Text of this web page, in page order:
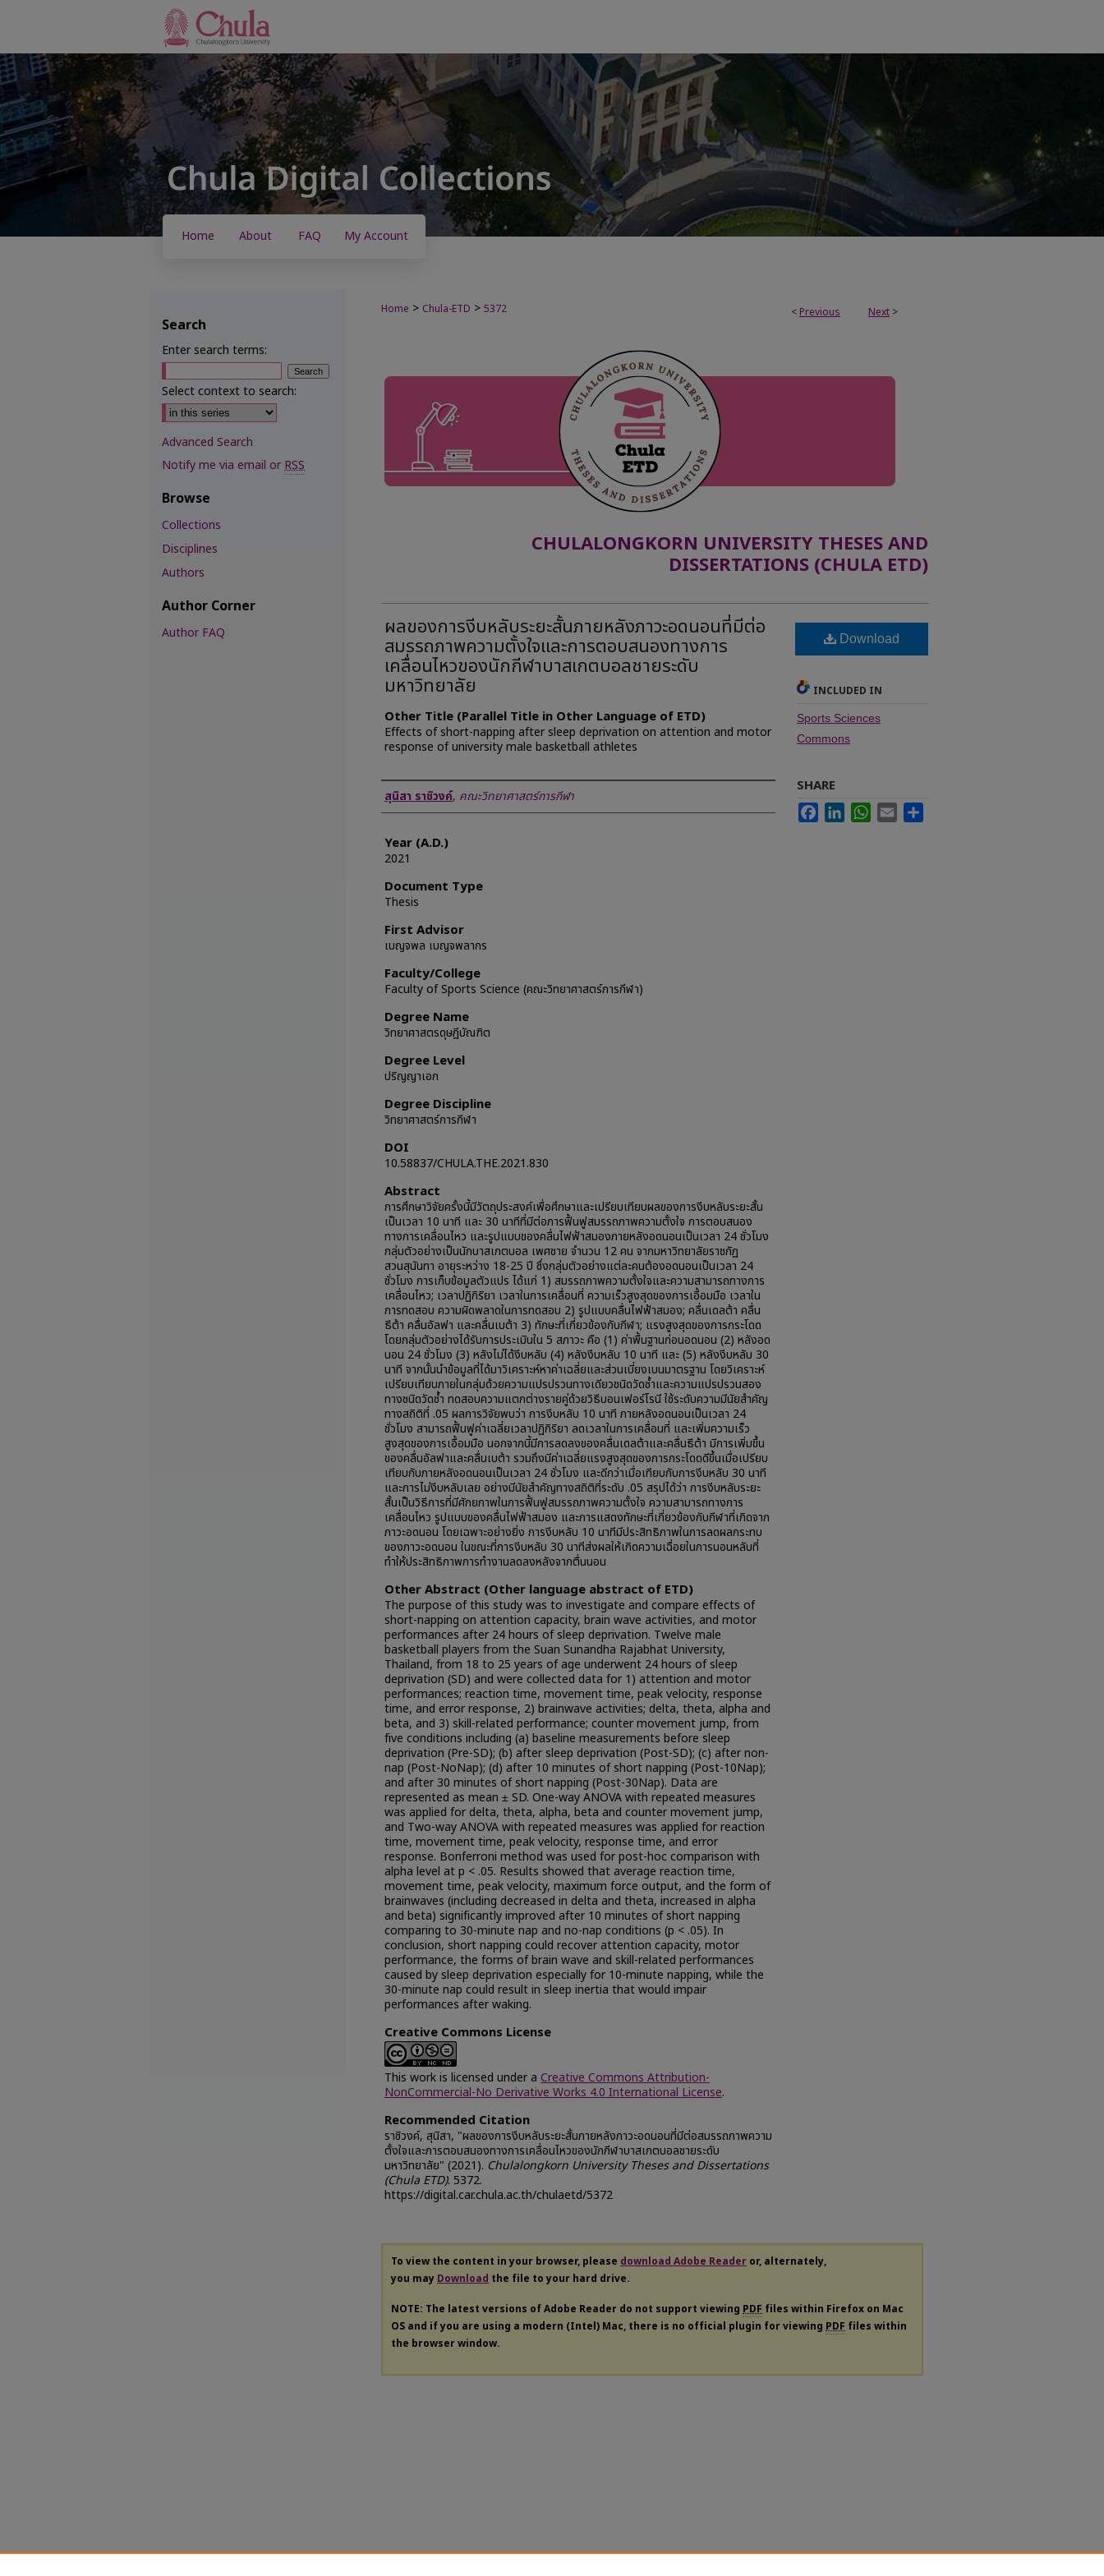
Home About FAQ My Account
< Previous Next >
Home > Chula-ETD > 5372
CHULALONGKORN UNIVERSITY THESES AND
DISSERTATIONS (CHULA ETD)
ผลของการงีบหลับระยะสั้นภายหลังภาวะอดนอนที่มีต่อ
สมรรถภาพความตั้งใจและการตอบสนองทางการ
เคลื่อนไหวของนักกีฬาบาสเกตบอลชายระดับ
มหาวิทยาลัย
Other Title (Parallel Title in Other Language of ETD)
Effects of short-napping after sleep deprivation on attention and motor
response of university male basketball athletes
Author
สุนิสา ราชิวงค์, คณะวิทยาศาสตร์การกีฬา
Year (A.D.)
2021
Document Type
Thesis
First Advisor
เบญจพล เบญจพลากร
Faculty/College
Faculty of Sports Science (คณะวิทยาศาสตร์การกีฬา)
Degree Name
วิทยาศาสตรดุษฎีบัณฑิต
Degree Level
ปริญญาเอก
Degree Discipline
วิทยาศาสตร์การกีฬา
DOI
10.58837/CHULA.THE.2021.830
Abstract
การศึกษาวิจัยครั้งนี้มีวัตถุประสงค์เพื่อศึกษาและเปรียบเทียบผลของการงีบหลับระยะสั้น
เป็นเวลา 10 นาที และ 30 นาทีที่มีต่อการฟื้นฟูสมรรถภาพความตั้งใจ การตอบสนอง
ทางการเคลื่อนไหว และรูปแบบของคลื่นไฟฟ้าสมองภายหลังอดนอนเป็นเวลา 24 ชั่วโมง
กลุ่มตัวอย่างเป็นนักบาสเกตบอล เพศชาย จำนวน 12 คน จากมหาวิทยาลัยราชภัฏ
สวนสุนันทา อายุระหว่าง 18-25 ปี ซึ่งกลุ่มตัวอย่างแต่ละคนต้องอดนอนเป็นเวลา 24
ชั่วโมง การเก็บข้อมูลตัวแปร ได้แก่ 1) สมรรถภาพความตั้งใจและความสามารถทางการ
เคลื่อนไหว; เวลาปฏิกิริยา เวลาในการเคลื่อนที่ ความเร็วสูงสุดของการเอื้อมมือ เวลาใน
การทดสอบ ความผิดพลาดในการทดสอบ 2) รูปแบบคลื่นไฟฟ้าสมอง; คลื่นเดลต้า คลื่น
ธีต้า คลื่นอัลฟา และคลื่นเบต้า 3) ทักษะที่เกี่ยวข้องกับกีฬา; แรงสูงสุดของการกระโดด
โดยกลุ่มตัวอย่างได้รับการประเมินใน 5 สภาวะ คือ (1) ค่าพื้นฐานก่อนอดนอน (2) หลังอด
นอน 24 ชั่วโมง (3) หลังไม่ได้งีบหลับ (4) หลังงีบหลับ 10 นาที และ (5) หลังงีบหลับ 30
นาที จากนั้นนำข้อมูลที่ได้มาวิเคราะห์หาค่าเฉลี่ยและส่วนเบี่ยงเบนมาตรฐาน โดยวิเคราะห์
เปรียบเทียบภายในกลุ่มด้วยความแปรปรวนทางเดียวชนิดวัดซ้ำและความแปรปรวนสอง
ทางชนิดวัดซ้ำ ทดสอบความแตกต่างรายคู่ด้วยวิธีบอนเฟอร์โรนี ใช้ระดับความมีนัยสำคัญ
ทางสถิติที่ .05 ผลการวิจัยพบว่า การงีบหลับ 10 นาที ภายหลังอดนอนเป็นเวลา 24
ชั่วโมง สามารถฟื้นฟูค่าเฉลี่ยเวลาปฏิกิริยา ลดเวลาในการเคลื่อนที่ และเพิ่มความเร็ว
สูงสุดของการเอื้อมมือ นอกจากนี้มีการลดลงของคลื่นเดลต้าและคลื่นธีต้า มีการเพิ่มขึ้น
ของคลื่นอัลฟาและคลื่นเบต้า รวมถึงมีค่าเฉลี่ยแรงสูงสุดของการกระโดดดีขึ้นเมื่อเปรียบ
เทียบกับภายหลังอดนอนเป็นเวลา 24 ชั่วโมง และดีกว่าเมื่อเทียบกับการงีบหลับ 30 นาที
และการไม่งีบหลับเลย อย่างมีนัยสำคัญทางสถิติที่ระดับ .05 สรุปได้ว่า การงีบหลับระยะ
สั้นเป็นวิธีการที่มีศักยภาพในการฟื้นฟูสมรรถภาพความตั้งใจ ความสามารถทางการ
เคลื่อนไหว รูปแบบของคลื่นไฟฟ้าสมอง และการแสดงทักษะที่เกี่ยวข้องกับกีฬาที่เกิดจาก
ภาวะอดนอน โดยเฉพาะอย่างยิ่ง การงีบหลับ 10 นาทีมีประสิทธิภาพในการลดผลกระทบ
ของภาวะอดนอน ในขณะที่การงีบหลับ 30 นาทีส่งผลให้เกิดความเฉื่อยในการนอนหลับที่
ทำให้ประสิทธิภาพการทำงานลดลงหลังจากตื่นนอน
Other Abstract (Other language abstract of ETD)
The purpose of this study was to investigate and compare effects of
short-napping on attention capacity, brain wave activities, and motor
performances after 24 hours of sleep deprivation. Twelve male
basketball players from the Suan Sunandha Rajabhat University,
Thailand, from 18 to 25 years of age underwent 24 hours of sleep
deprivation (SD) and were collected data for 1) attention and motor
performances; reaction time, movement time, peak velocity, response
time, and error response, 2) brainwave activities; delta, theta, alpha and
beta, and 3) skill-related performance; counter movement jump, from
five conditions including (a) baseline measurements before sleep
deprivation (Pre-SD); (b) after sleep deprivation (Post-SD); (c) after non-
nap (Post-NoNap); (d) after 10 minutes of short napping (Post-10Nap);
and after 30 minutes of short napping (Post-30Nap). Data are
represented as mean ± SD. One-way ANOVA with repeated measures
was applied for delta, theta, alpha, beta and counter movement jump,
and Two-way ANOVA with repeated measures was applied for reaction
time, movement time, peak velocity, response time, and error
response. Bonferroni method was used for post-hoc comparison with
alpha level at p < .05. Results showed that average reaction time,
movement time, peak velocity, maximum force output, and the form of
brainwaves (including decreased in delta and theta, increased in alpha
and beta) significantly improved after 10 minutes of short napping
comparing to 30-minute nap and no-nap conditions (p < .05). In
conclusion, short napping could recover attention capacity, motor
performance, the forms of brain wave and skill-related performances
caused by sleep deprivation especially for 10-minute napping, while the
30-minute nap could result in sleep inertia that would impair
performances after waking.
Creative Commons License
This work is licensed under a Creative Commons Attribution-
NonCommercial-No Derivative Works 4.0 International License.
Recommended Citation
ราชิวงค์, สุนิสา, "ผลของการงีบหลับระยะสั้นภายหลังภาวะอดนอนที่มีต่อสมรรถภาพความ
ตั้งใจและการตอบสนองทางการเคลื่อนไหวของนักกีฬาบาสเกตบอลชายระดับ
มหาวิทยาลัย" (2021). Chulalongkorn University Theses and Dissertations
(Chula ETD). 5372.
https://digital.car.chula.ac.th/chulaetd/5372
Download
INCLUDED IN
Sports Sciences
Commons
SHARE
FacebookLinkedInWhatsApp
Email
To view the content in your browser, please download Adobe Reader or, alternately,
you may Download the file to your hard drive.
NOTE: The latest versions of Adobe Reader do not support viewing PDF files within Firefox on Mac
OS and if you are using a modern (Intel) Mac, there is no official plugin for viewing PDF files within
the browser window.
Search
Enter search terms:
Select context to search:
Advanced Search
Notify me via email orRSS
Browse
Collections
Disciplines
Authors
Author Corner
Author FAQ